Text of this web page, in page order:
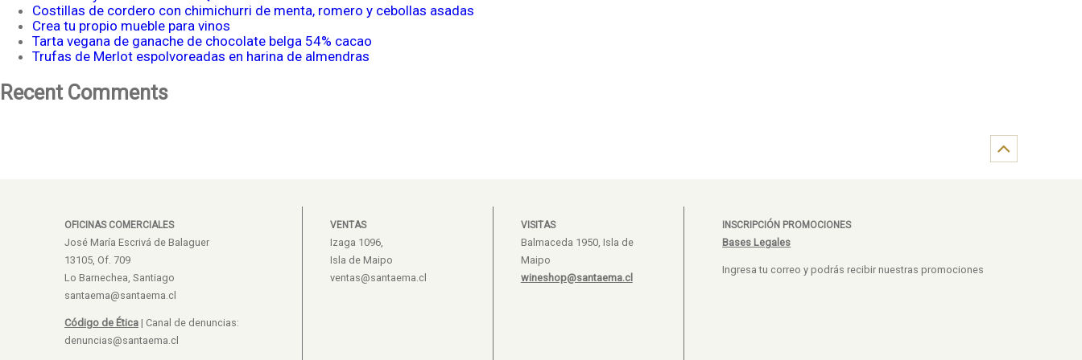
Costillas de cordero con chimichurri de menta, romero y cebollas asadas
Crea tu propio mueble para vinos
Tarta vegana de ganache de chocolate belga 54% cacao
Trufas de Merlot espolvoreadas en harina de almendras
Recent Comments
OFICINAS COMERCIALES
José María Escrivá de Balaguer
13105, Of. 709
Lo Barnechea, Santiago
santaema@santaema.cl
Código de Ética | Canal de denuncias:
denuncias@santaema.cl
VENTAS
Izaga 1096,
Isla de Maipo
ventas@santaema.cl
VISITAS
Balmaceda 1950, Isla de
Maipo
wineshop@santaema.cl
INSCRIPCIÓN PROMOCIONES
Bases Legales
Ingresa tu correo y podrás recibir nuestras promociones